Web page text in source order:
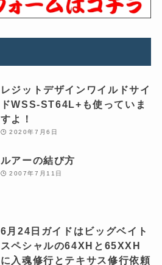
レジットデザインワイルドサイ
ドWSS-ST64L+も使っていま
すよ！
2020年7月6日
ルアーの結び方
2007年7月11日
6月24日ガイドはビッグベイト
スペシャルの64XHと65XXH
に入魂修行とテキサス修行依頼